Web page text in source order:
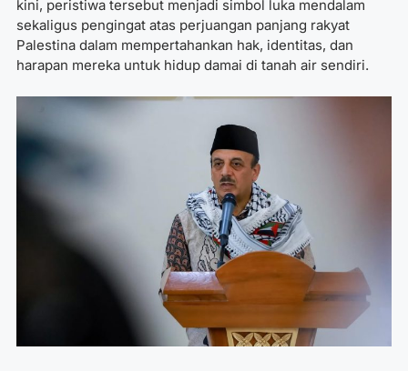
kini, peristiwa tersebut menjadi simbol luka mendalam
sekaligus pengingat atas perjuangan panjang rakyat
Palestina dalam mempertahankan hak, identitas, dan
harapan mereka untuk hidup damai di tanah air sendiri.